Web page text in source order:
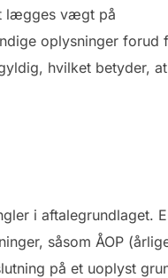
lægges vægt på
oplysninger forud
hvilket betyder,
i aftalegrundlaget.
såsom ÅOP
på et uoplyst